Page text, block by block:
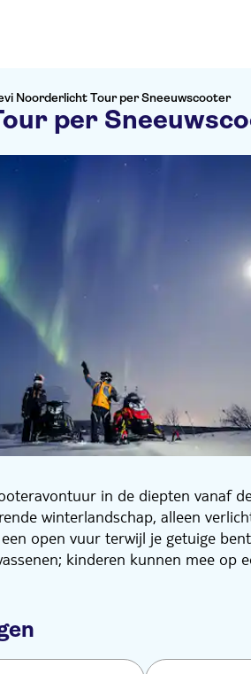
Noorderlicht Tour per Sneeuwscooter
per
in de diepten vanaf
winterlandschap, alleen
open vuur terwijl je getuige
kinderen kunnen mee op